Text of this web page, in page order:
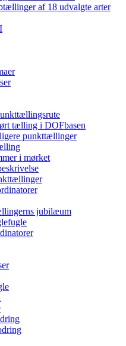
af 18 udvalgte arter
tælling i DOFbasen
punkttællinger
i mørket
jubilæum